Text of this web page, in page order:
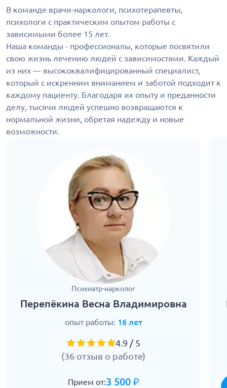
В команде врачи-наркологи, психотерапевты,
психологи с практическим опытом работы с
зависимыми более 15 лет.
Наша команды - профессионалы, которые посвятили
свою жизнь лечению людей с зависимостями. Каждый
из них — высококвалифицированный специалист,
который с искренним вниманием и заботой подходит к
каждому пациенту. Благодаря их опыту и преданности
делу, тысячи людей успешно возвращаются к
нормальной жизни, обретая надежду и новые
возможности.
Психиатр-нарколог
Перепёкина Весна Владимировна
опыт работы: 16 лет
4.9 / 5
(36 отзыв о работе)
Прием от:3 500 ₽